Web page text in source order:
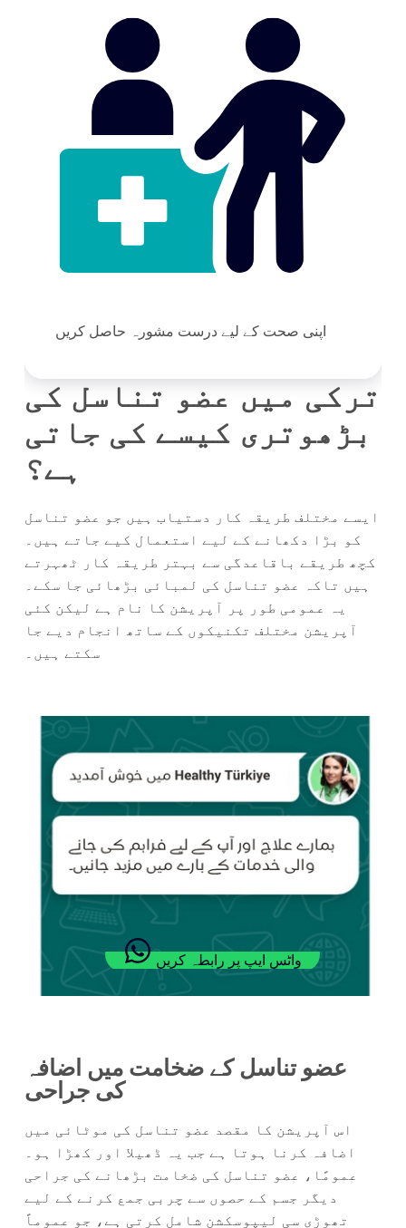
اپنی صحت کے لیے درست مشورہ حاصل کریں
ترکی میں عضو تناسل کی
بڑھوتری کیسے کی جاتی
ہے؟
ایسے مختلف طریقہ کار دستیاب ہیں جو عضو تناسل
کو بڑا دکھانے کے لیے استعمال کیے جاتے ہیں۔
کچھ طریقے باقاعدگی سے بہتر طریقہ کار ٹھہرتے
ہیں تاکہ عضو تناسل کی لمبائی بڑھائی جا سکے۔
یہ عمومی طور پر آپریشن کا نام ہے لیکن کئی
آپریشن مختلف تکنیکوں کے ساتھ انجام دیے جا
سکتے ہیں۔
واٹس ایپ پر رابطہ کریں
عضو تناسل کے ضخامت میں اضافہ
کی جراحی
اس آپریشن کا مقصد عضو تناسل کی موٹائی میں
اضافہ کرنا ہوتا ہے جب یہ ڈھیلا اور کھڑا ہو۔
عمومًا، عضو تناسل کی ضخامت بڑھانے کی جراحی
دیگر جسم کے حصوں سے چربی جمع کرنے کے لیے
تھوڑی سی لیپوسکشن شامل کرتی ہے، جو عموماً